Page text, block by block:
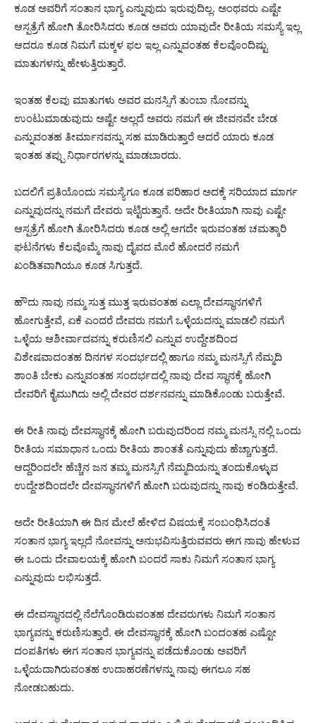
ಕೂಡ ಅವರಿಗೆ ಸಂತಾನ ಭಾಗ್ಯ ಎನ್ನುವುದು ಇರುವುದಿಲ್ಲ. ಅಂಥವರು ಎಷ್ಟೇ
ಆಸ್ಪತ್ರೆಗೆ ಹೋಗಿ ತೋರಿಸಿದರು ಕೂಡ ಅವರು ಯಾವುದೇ ರೀತಿಯ ಸಮಸ್ಯೆ ಇಲ್ಲ
ಆದರೂ ಕೂಡ ನಿಮಗೆ ಮಕ್ಕಳ ಫಲ ಇಲ್ಲ ಎನ್ನುವಂತಹ ಕೆಲವೊಂದಿಷ್ಟು
ಮಾತುಗಳನ್ನು ಹೇಳುತ್ತಿರುತ್ತಾರೆ.
ಇಂತಹ ಕೆಲವು ಮಾತುಗಳು ಅವರ ಮನಸ್ಸಿಗೆ ತುಂಬಾ ನೋವನ್ನು
ಉಂಟುಮಾಡುವುದು ಅಷ್ಟೇ ಅಲ್ಲದೆ ಅವರು ನಮಗೆ ಈ ಜೀವನವೇ ಬೇಡ
ಎನ್ನುವಂತಹ ತೀರ್ಮಾನವನ್ನು ಸಹ ಮಾಡಿರುತ್ತಾರೆ ಆದರೆ ಯಾರು ಕೂಡ
ಇಂತಹ ತಪ್ಪು ನಿರ್ಧಾರಗಳನ್ನು ಮಾಡಬಾರದು.
ಬದಲಿಗೆ ಪ್ರತಿಯೊಂದು ಸಮಸ್ಯೆಗೂ ಕೂಡ ಪರಿಹಾರ ಅದಕ್ಕೆ ಸರಿಯಾದ ಮಾರ್ಗ
ಎನ್ನುವುದನ್ನು ನಮಗೆ ದೇವರು ಇಟ್ಟಿರುತ್ತಾನೆ. ಅದೇ ರೀತಿಯಾಗಿ ನಾವು ಎಷ್ಟೇ
ಆಸ್ಪತ್ರೆಗೆ ಹೋಗಿ ತೋರಿಸಿದರು ಕೂಡ ಅಲ್ಲಿ ಆಗದೇ ಇರುವಂತಹ ಚಮತ್ಕಾರಿ
ಘಟನೆಗಳು ಕೆಲವೊಮ್ಮೆ ನಾವು ದೈವದ ಮೊರೆ ಹೋದರೆ ನಮಗೆ
ಖಂಡಿತವಾಗಿಯೂ ಕೂಡ ಸಿಗುತ್ತದೆ.
ಹೌದು ನಾವು ನಮ್ಮ ಸುತ್ತ ಮುತ್ತ ಇರುವಂತಹ ಎಲ್ಲಾ ದೇವಸ್ಥಾನಗಳಿಗೆ
ಹೋಗುತ್ತೇವೆ, ಏಕೆ ಎಂದರೆ ದೇವರು ನಮಗೆ ಒಳ್ಳೆಯದನ್ನು ಮಾಡಲಿ ನಮಗೆ
ಒಳ್ಳೆಯ ಆಶೀರ್ವಾದವನ್ನು ಕರುಣಿಸಲಿ ಎನ್ನುವ ಉದ್ದೇಶದಿಂದ
ವಿಶೇಷವಾದಂತಹ ದಿನಗಳ ಸಂದರ್ಭದಲ್ಲಿ ಹಾಗೂ ನಮ್ಮ ಮನಸ್ಸಿಗೆ ನೆಮ್ಮದಿ
ಶಾಂತಿ ಬೇಕು ಎನ್ನುವಂತಹ ಸಂದರ್ಭದಲ್ಲಿ ನಾವು ದೇವ ಸ್ಥಾನಕ್ಕೆ ಹೋಗಿ
ದೇವರಿಗೆ ಕೈಮುಗಿದು ಅಲ್ಲಿ ದೇವರ ದರ್ಶನವನ್ನು ಮಾಡಿಕೊಂಡು ಬರುತ್ತೇವೆ.
ಈ ರೀತಿ ನಾವು ದೇವಸ್ಥಾನಕ್ಕೆ ಹೋಗಿ ಬರುವುದರಿಂದ ನಮ್ಮ ಮನಸ್ಸಿ ನಲ್ಲಿ ಒಂದು
ರೀತಿಯ ಸಮಾಧಾನ ಒಂದು ರೀತಿಯ ಶಾಂತತೆ ಎನ್ನುವುದು ಹೆಚ್ಚಾಗುತ್ತದೆ.
ಆದ್ದರಿಂದಲೇ ಹೆಚ್ಚಿನ ಜನ ತಮ್ಮ ಮನಸ್ಸಿಗೆ ನೆಮ್ಮದಿಯನ್ನು ತಂದುಕೊಳ್ಳುವ
ಉದ್ದೇಶದಿಂದಲೇ ದೇವಸ್ಥಾನಗಳಿಗೆ ಹೋಗಿ ಬರುವುದನ್ನು ನಾವು ಕಂಡಿರುತ್ತೇವೆ.
ಅದೇ ರೀತಿಯಾಗಿ ಈ ದಿನ ಮೇಲೆ ಹೇಳಿದ ವಿಷಯಕ್ಕೆ ಸಂಬಂಧಿಸಿದಂತೆ
ಸಂತಾನ ಭಾಗ್ಯ ಇಲ್ಲದೆ ನೋವನ್ನು ಅನುಭವಿಸುತ್ತಿರುವವರು ಈಗ ನಾವು ಹೇಳುವ
ಈ ಒಂದು ದೇವಾಲಯಕ್ಕೆ ಹೋಗಿ ಬಂದರೆ ಸಾಕು ನಿಮಗೆ ಸಂತಾನ ಭಾಗ್ಯ
ಎನ್ನುವುದು ಲಭಿಸುತ್ತದೆ.
ಈ ದೇವಸ್ಥಾನದಲ್ಲಿ ನೆಲೆಗೊಂಡಿರುವಂತಹ ದೇವರುಗಳು ನಿಮಗೆ ಸಂತಾನ
ಭಾಗ್ಯವನ್ನು ಕರುಣಿಸುತ್ತಾರೆ. ಈ ದೇವಸ್ಥಾನಕ್ಕೆ ಹೋಗಿ ಬಂದಂತಹ ಎಷ್ಟೋ
ದಂಪತಿಗಳು ಈಗ ಸಂತಾನ ಭಾಗ್ಯವನ್ನು ಪಡೆದುಕೊಂಡು ಅವರಿಗೆ
ಒಳ್ಳೆಯದಾಗಿರುವಂತಹ ಉದಾಹರಣೆಗಳನ್ನು ನಾವು ಈಗಲೂ ಸಹ
ನೋಡಬಹುದು.